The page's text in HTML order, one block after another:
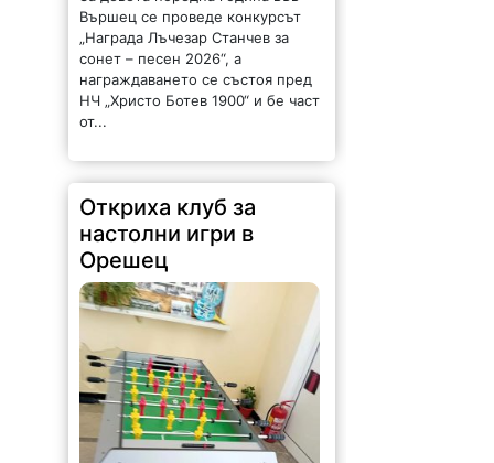
Вършец се проведе конкурсът
„Награда Лъчезар Станчев за
сонет – песен 2026“, а
награждаването се състоя пред
НЧ „Христо Ботев 1900“ и бе част
от...
Откриха клуб за
настолни игри в
Орешец